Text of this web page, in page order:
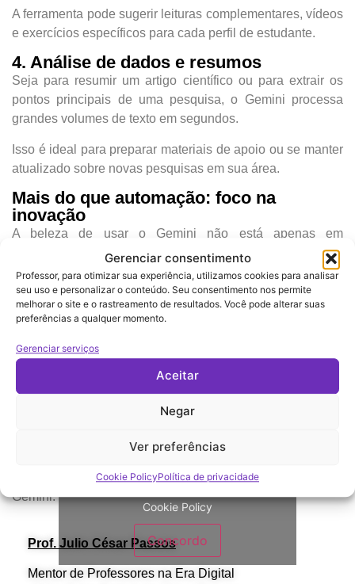
Gerenciar consentimento
Professor, para otimizar sua experiência, utilizamos cookies para analisar
seu uso e personalizar o conteúdo. Seu consentimento nos permite
melhorar o site e o rastreamento de resultados. Você pode alterar suas
preferências a qualquer momento.
Gerenciar serviços
Aceitar
Negar
Ver preferências
Cookie PolicyPolítica de privacidade
A ferramenta pode sugerir leituras complementares, vídeos
e exercícios específicos para cada perfil de estudante.
4. Análise de dados e resumos
Seja para resumir um artigo científico ou para extrair os
pontos principais de uma pesquisa, o Gemini processa
grandes volumes de texto em segundos.
Isso é ideal para preparar materiais de apoio ou se manter
atualizado sobre novas pesquisas em sua área.
Mais do que automação: foco na
inovação
A beleza de usar o Gemini não está apenas em
automatizar tarefas, mas em liberar sua mente para
inovar.
Ao economizar tempo com atividades repetitivas, você
pode:
Aprofundar a interação com seus alunos.
Desenvolver projetos pedagógicos criativos.
Personalizar o ensino de forma mais eficaz.
Ainda tem dúvida de como usar o
Neste vídeo, mostro o passo a passo de como usar o
Gemini:
Cookie Policy
Concordo
Prof. Julio César Passos
Mentor de Professores na Era Digital